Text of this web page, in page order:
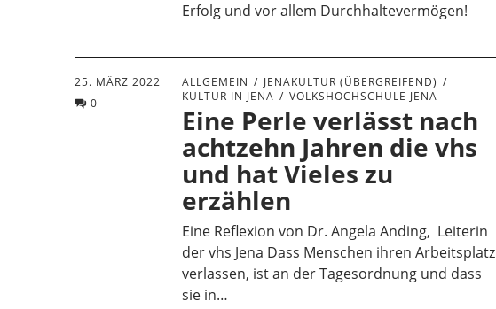
Erfolg und vor allem Durchhaltevermögen!
25. MÄRZ 2022
0
ALLGEMEIN
JENAKULTUR (ÜBERGREIFEND)
KULTUR IN JENA
VOLKSHOCHSCHULE JENA
Eine Perle verlässt nach
achtzehn Jahren die vhs
und hat Vieles zu
erzählen
Eine Reflexion von Dr. Angela Anding, Leiterin
der vhs Jena Dass Menschen ihren Arbeitsplatz
verlassen, ist an der Tagesordnung und dass
sie in…